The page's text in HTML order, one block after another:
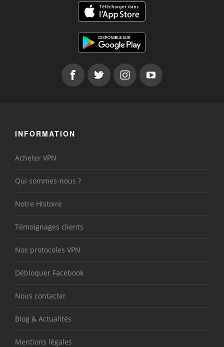
INFORMATION
Acheter VPN
Qui sommes-nous ?
Notre Histoire
Témoignages clients
Nos protocoles VPN
Débloquer Facebook
Nous contacter
Blog & Actualités
Mentions légales